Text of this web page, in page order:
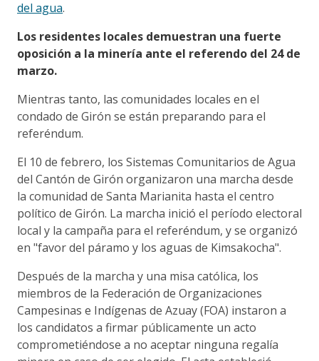
del agua.
Los residentes locales demuestran una fuerte
oposición a la minería ante el referendo del 24 de
marzo.
Mientras tanto, las comunidades locales en el
condado de Girón se están preparando para el
referéndum.
El 10 de febrero, los Sistemas Comunitarios de Agua
del Cantón de Girón organizaron una marcha desde
la comunidad de Santa Marianita hasta el centro
político de Girón. La marcha inició el período electoral
local y la campaña para el referéndum, y se organizó
en "favor del páramo y los aguas de Kimsakocha".
Después de la marcha y una misa católica, los
miembros de la Federación de Organizaciones
Campesinas e Indígenas de Azuay (FOA) instaron a
los candidatos a firmar públicamente un acto
comprometiéndose a no aceptar ninguna regalía